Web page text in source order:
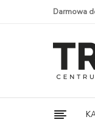
Darmowa